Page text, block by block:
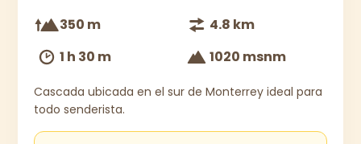
350 m
4.8 km
1 h 30 m
1020 msnm
Cascada ubicada en el sur de Monterrey ideal para
todo senderista.